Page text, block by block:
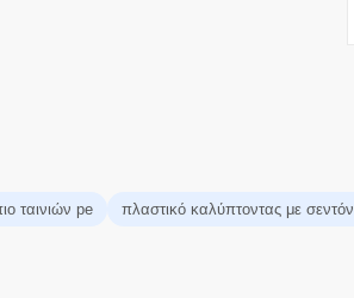
ταινιών pe πλαστικό καλύπτοντας με